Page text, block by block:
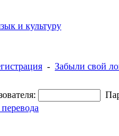
- Забыли свой